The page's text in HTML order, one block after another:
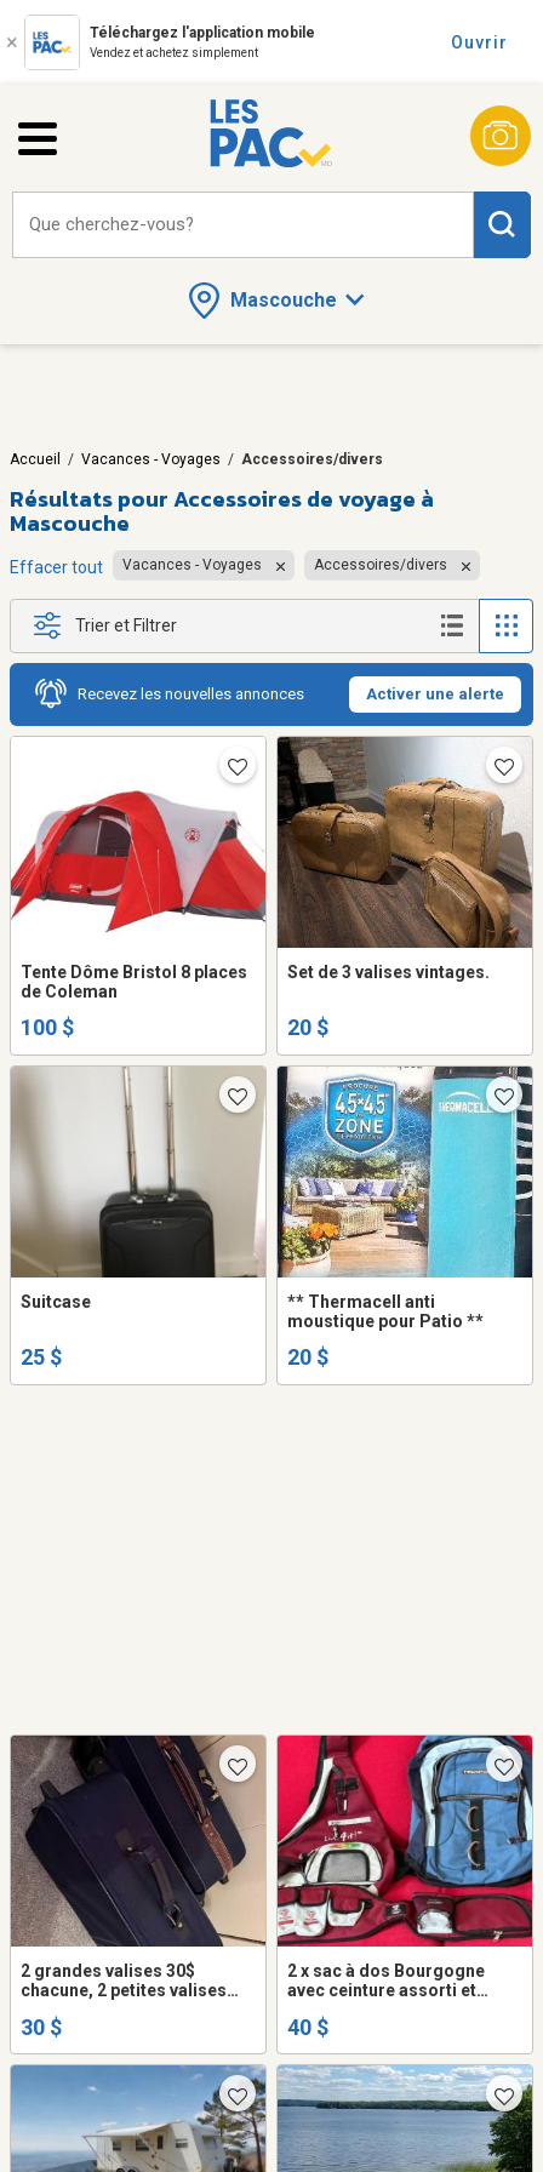
Téléchargez l'application mobile
Vendez et achetez simplement
Ouvrir
Mascouche
Que cherchez-vous?
Accueil / Vacances - Voyages / Accessoires/divers
Résultats pourAccessoires de voyage à
Mascouche
Effacer tout Vacances - Voyages Accessoires/divers
Trier et Filtrer
Recevez les nouvelles annonces Activer une alerte
Tente Dôme Bristol 8 places
de Coleman
100 $
Set de 3 valises vintages.
20 $
Suitcase
25 $
** Thermacell anti
moustique pour Patio **
20 $
2 grandes valises 30$
chacune, 2 petites valises
30 $
2 x sac à dos Bourgogne
avec ceinture assorti et
40 $